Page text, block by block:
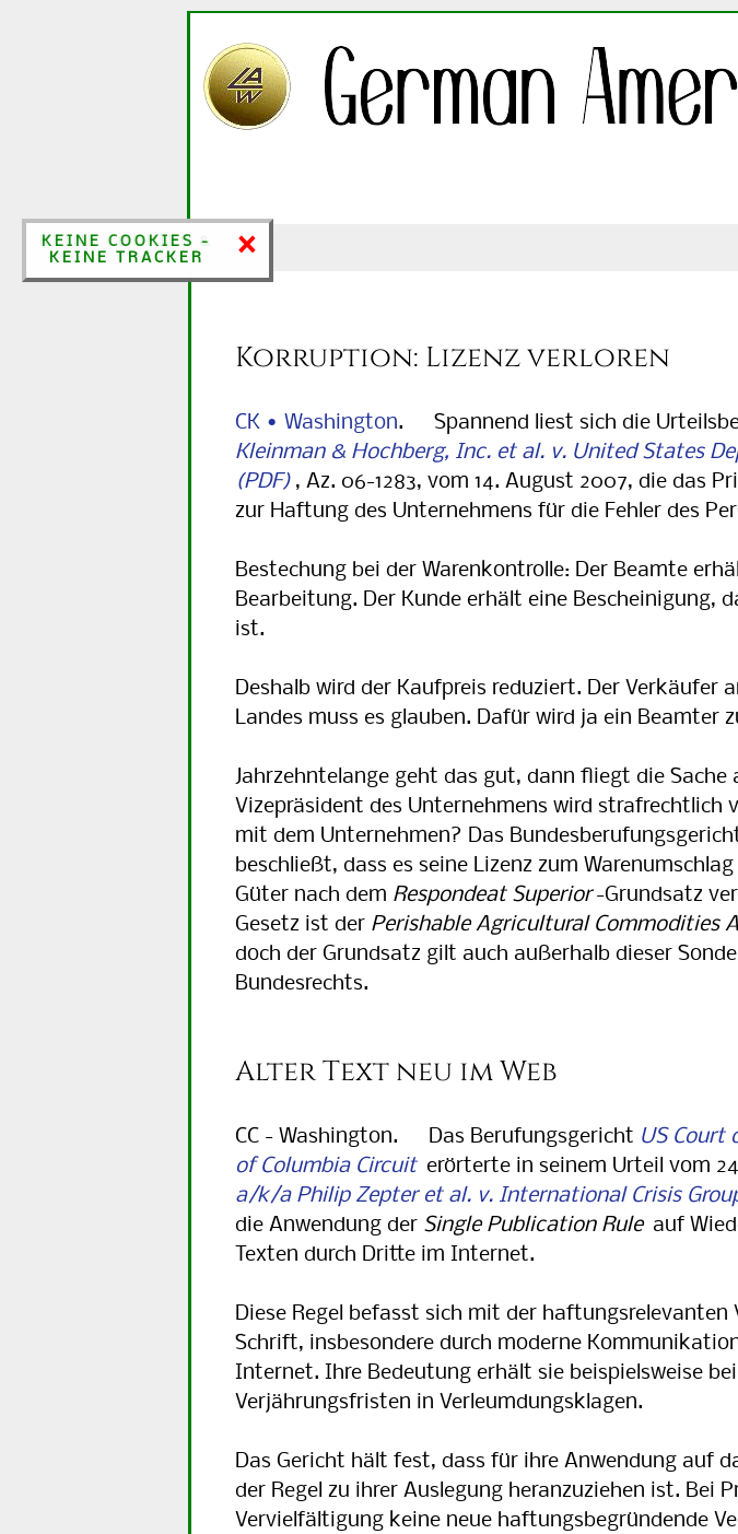
×
KEINE COOKIES &
KEINE TRACKER
Korruption: Lizenz verloren
CK • Washington. Spannend liest sich die
Kleinman & Hochberg, Inc. et al. v. United States
, Az. 06-1283, vom 14. August 2007, die das
zur Haftung des Unternehmens für die Fehler des
Bestechung bei der Warenkontrolle: Der Beamte
Bearbeitung. Der Kunde erhält eine Bescheinigung,
ist.
Deshalb wird der Kaufpreis reduziert. Der Verkäufer
Landes muss es glauben. Dafür wird ja ein Beamter
Jahrzehntelange geht das gut, dann fliegt die Sache
Vizepräsident des Unternehmens wird strafrechtlich
mit dem Unternehmen? Das
beschließt, dass es seine Lizenz zum
Güter nach dem Respondeat Superior -Grundsatz
Gesetz ist der Perishable Agricultural Commodities
doch der Grundsatz gilt auch außerhalb dieser
Bundesrechts.
Alter Text neu im Web
CC - Washington. Das Berufungsgericht US Court
of Columbia Circuit erörterte in seinem Urteil vom
a/k/a Philip Zepter et al. v. International Crisis
die Anwendung der Single Publication Rule auf
Texten durch Dritte im Internet.
Diese Regel befasst sich mit der haftungsrelevanten
Schrift, insbesondere durch moderne
Internet. Ihre Bedeutung erhält sie beispielsweise
Verjährungsfristen in Verleumdungsklagen.
Das Gericht hält fest, dass für ihre Anwendung auf
der Regel zu ihrer Auslegung heranzuziehen ist. Bei
Vervielfältigung keine neue haftungsbegründende
×
KEINE COOKIES -
KEINE TRACKER